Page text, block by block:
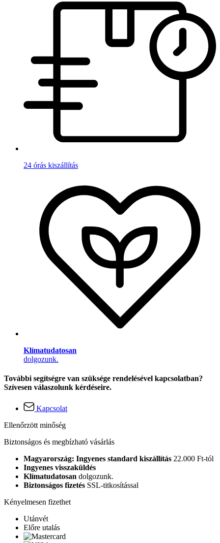
24 órás kiszállítás
Klímatudatosan
dolgozunk.
További segítségre van szüksége rendelésével kapcsolatban?
Szívesen válaszolunk kérdéseire.
Kapcsolat
Ellenőrzött minőség
Biztonságos és megbízható vásárlás
Magyarország: Ingyenes standard kiszállítás 22.000 Ft-tól
Ingyenes visszaküldés
Klímatudatosan dolgozunk.
Biztonságos fizetés SSL-titkosítással
Kényelmesen fizethet
Utánvét
Előre utalás